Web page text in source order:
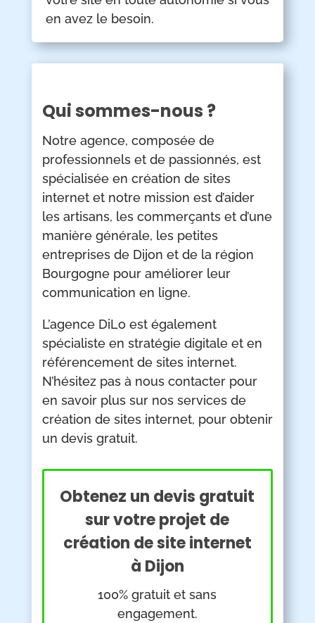
en avez le besoin.
Qui sommes-nous ?
Notre agence, composée de
professionnels et de passionnés, est
spécialisée en création de sites
internet et notre mission est d’aider
les artisans, les commerçants et d’une
manière générale, les petites
entreprises de Dijon et de la région
Bourgogne pour améliorer leur
communication en ligne.
L’agence DiLo est également
spécialiste en stratégie digitale et en
référencement de sites internet.
N’hésitez pas à nous contacter pour
en savoir plus sur nos services de
création de sites internet, pour obtenir
un devis gratuit.
Obtenez un devis gratuit
sur votre projet de
création de site internet
à Dijon
100% gratuit et sans
engagement.